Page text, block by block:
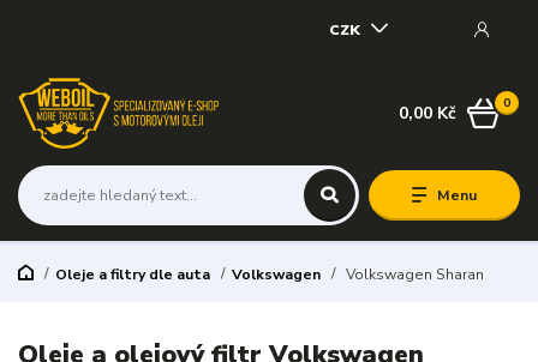
Menu
CZK
0
0,00 Kč
Oleje a filtry dle auta Volkswagen Volkswagen Sharan
Oleje a olejový filtr Volkswagen